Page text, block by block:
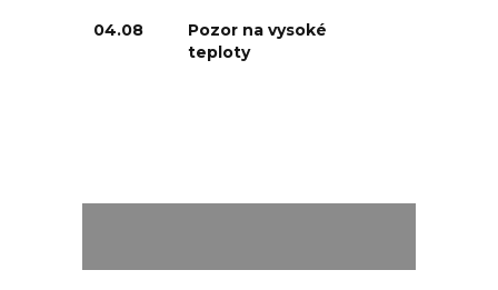
04.08
Pozor na vysoké
teploty